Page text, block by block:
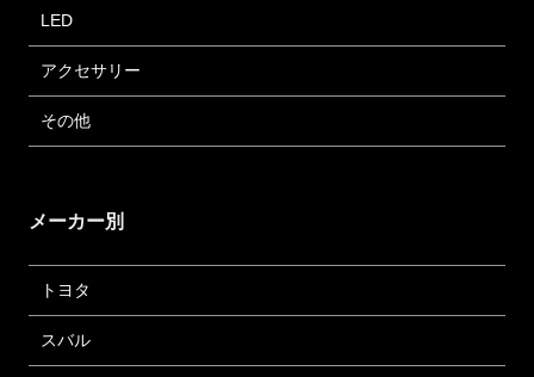
LED
アクセサリー
その他
メーカー別
トヨタ
スバル